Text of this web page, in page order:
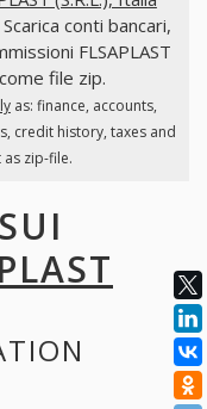
conti bancari,
FLSAPLAST
file zip.
as: finance, accounts,
credit history, taxes and
as zip-file.